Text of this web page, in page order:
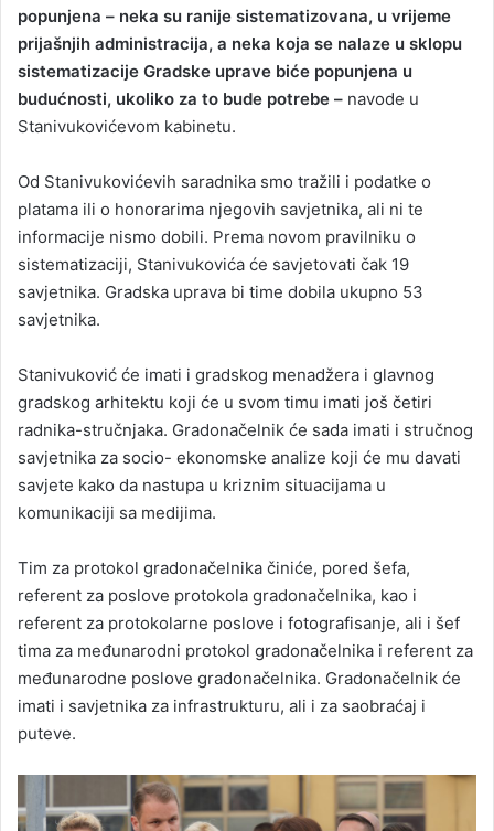
popunjena – neka su ranije sistematizovana, u vrijeme
prijašnjih administracija, a neka koja se nalaze u sklopu
sistematizacije Gradske uprave biće popunjena u
budućnosti, ukoliko za to bude potrebe – navode u
Stanivukovićevom kabinetu.
Od Stanivukovićevih saradnika smo tražili i podatke o
platama ili o honorarima njegovih savjetnika, ali ni te
informacije nismo dobili. Prema novom pravilniku o
sistematizaciji, Stanivukovića će savjetovati čak 19
savjetnika. Gradska uprava bi time dobila ukupno 53
savjetnika.
Stanivuković će imati i gradskog menadžera i glavnog
gradskog arhitektu koji će u svom timu imati još četiri
radnika-stručnjaka. Gradonačelnik će sada imati i stručnog
savjetnika za socio- ekonomske analize koji će mu davati
savjete kako da nastupa u kriznim situacijama u
komunikaciji sa medijima.
Tim za protokol gradonačelnika činiće, pored šefa,
referent za poslove protokola gradonačelnika, kao i
referent za protokolarne poslove i fotografisanje, ali i šef
tima za međunarodni protokol gradonačelnika i referent za
međunarodne poslove gradonačelnika. Gradonačelnik će
imati i savjetnika za infrastrukturu, ali i za saobraćaj i
puteve.